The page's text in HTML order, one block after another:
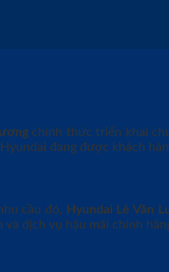
chính thức triển khai
đang được khách
cầu đó, Hyundai Lê Văn
dịch vụ hậu mãi chính